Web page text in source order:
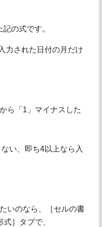
の式です。
力された日付の月だけ
ら「1」マイナスした
い、即ち4以上なら入
いのなら、［セルの書
］タブで、